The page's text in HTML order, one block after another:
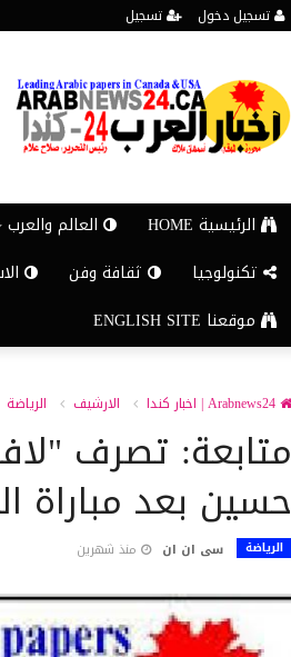
تسجيل دخول تسجيل
الرئيسية HOME العالم والعرب
تكنولوجيا
ثقافة وفن
موقعنا ENGLISH SITE
الارشيف الرياضة
متابعة: تصرف
حسين بعد مباراة
الرياضة سى ان ان منذ شهرين